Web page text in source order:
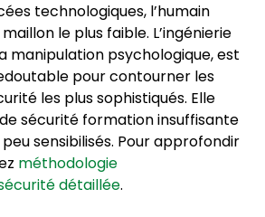
technologiques, l’humain
le plus faible. L’ingénierie
manipulation psychologique, est
pour contourner les
les plus sophistiqués. Elle
sécurité formationinsuffisante
sensibilisés. Pour approfondir
méthodologie
détaillée.